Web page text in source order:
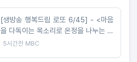
[생방송 행복드림 로또 6/45] - <마음
을 다독이는 목소리로 온정을 나누는 가
수 왁스 ‘생방송 행복드림 로또 6/45’
5시간전 MBC